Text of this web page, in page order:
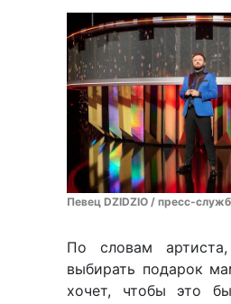
Певец DZIDZIO / пресс-
По словам
выбирать подарок
хочет, чтобы это